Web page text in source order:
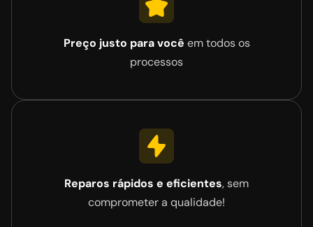
Preço justo para você em todos os
processos
Reparos rápidos e eficientes, sem
comprometer a qualidade!